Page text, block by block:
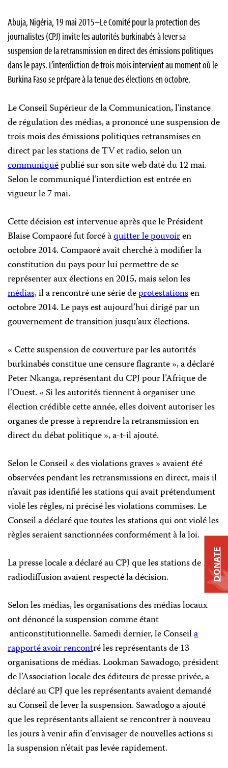
Abuja, Nigéria, 19 mai 2015–Le Comité pour la protection des
journalistes (CPJ) invite les autorités burkinabés à lever sa
suspension de la retransmission en direct des émissions politiques
dans le pays. L’interdiction de trois mois intervient au moment où le
Burkina Faso se prépare à la tenue des élections en octobre.
Le Conseil Supérieur de la Communication, l’instance
de régulation des médias, a prononcé une suspension de
trois mois des émissions politiques retransmises en
direct par les stations de TV et radio, selon un
communiquépublié sur son site web daté du 12 mai.
Selon le communiqué l’interdiction est entrée en
vigueur le 7 mai.
Cette décision est intervenue après que le Président
Blaise Compaoré fut forcé àquitter le pouvoiren
octobre 2014. Compaoré avait cherché à modifier la
constitution du pays pour lui permettre de se
représenter aux élections en 2015, mais selon les
médias,il a rencontré une série deprotestationsen
octobre 2014. Le pays est aujourd’hui dirigé par un
gouvernement de transition jusqu’aux élections.
« Cette suspension de couverture par les autorités
burkinabés constitue une censure flagrante », a déclaré
Peter Nkanga, représentant du CPJ pour l’Afrique de
l’Ouest. « Si les autorités tiennent à organiser une
élection crédible cette année, elles doivent autoriser les
organes de presse à reprendre la retransmission en
direct du débat politique », a-t-il ajouté.
Selon le Conseil « des violations graves » avaient été
observées pendant les retransmissions en direct, mais il
n’avait pas identifié les stations qui avait prétendument
violé les règles, ni précisé les violations commises. Le
Conseil a déclaré que toutes les stations qui ont violé les
règles seraient sanctionnées conformément à la loi.
La presse locale a déclaré au CPJ que les stations de
radiodiffusion avaient respecté la décision.
Selon les médias, les organisations des médias locaux
ont dénoncé la suspension comme étant
anticonstitutionnelle. Samedi dernier, le Conseila
rapporté avoir rencontré les représentants de 13
organisations de médias. Lookman Sawadogo, président
de l’Association locale des éditeurs de presse privée, a
déclaré au CPJ que les représentants avaient demandé
au Conseil de lever la suspension. Sawadogo a ajouté
que les représentants allaient se rencontrer à nouveau
les jours à venir afin d’envisager de nouvelles actions si
la suspension n’était pas levée rapidement.
DONATE